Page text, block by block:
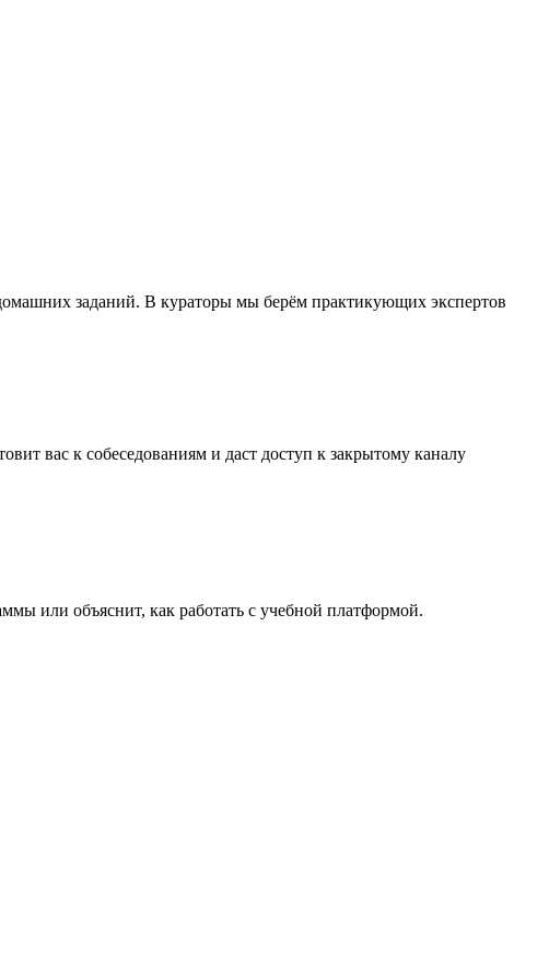
заданий. В кураторы мы берём практикующих экспертов
вас к собеседованиям и даст доступ к закрытому каналу
или объяснит, как работать с учебной платформой.